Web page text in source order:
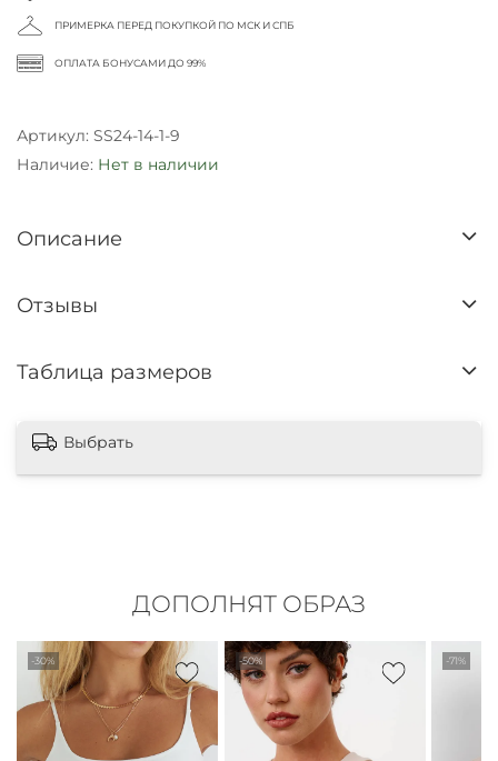
ПРИМЕРКА ПЕРЕД ПОКУПКОЙ ПО МСК И СПБ
ОПЛАТА БОНУСАМИ ДО 99%
Артикул: SS24-14-1-9
Наличие: Нет в наличии
Описание
Отзывы
Таблица размеров
Выбрать
ДОПОЛНЯТ ОБРАЗ
-30% -50% -71%